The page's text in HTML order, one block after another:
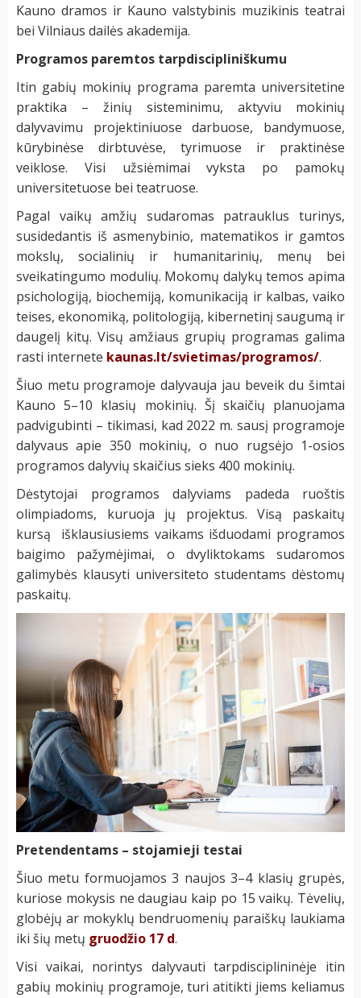
Kauno dramos ir Kauno valstybinis muzikinis teatrai
bei Vilniaus dailės akademija.
Programos paremtos tarpdiscipliniškumu
Itin gabių mokinių programa paremta universitetine
praktika – žinių sisteminimu, aktyviu mokinių
dalyvavimu projektiniuose darbuose, bandymuose,
kūrybinėse dirbtuvėse, tyrimuose ir praktinėse
veiklose. Visi užsiėmimai vyksta po pamokų
universitetuose bei teatruose.
Pagal vaikų amžių sudaromas patrauklus turinys,
susidedantis iš asmenybinio, matematikos ir gamtos
mokslų, socialinių ir humanitarinių, menų bei
sveikatingumo modulių. Mokomų dalykų temos apima
psichologiją, biochemiją, komunikaciją ir kalbas, vaiko
teises, ekonomiką, politologiją, kibernetinį saugumą ir
daugelį kitų. Visų amžiaus grupių programas galima
rasti internete kaunas.lt/svietimas/programos/.
Šiuo metu programoje dalyvauja jau beveik du šimtai
Kauno 5–10 klasių mokinių. Šį skaičių planuojama
padvigubinti – tikimasi, kad 2022 m. sausį programoje
dalyvaus apie 350 mokinių, o nuo rugsėjo 1-osios
programos dalyvių skaičius sieks 400 mokinių.
Dėstytojai programos dalyviams padeda ruoštis
olimpiadoms, kuruoja jų projektus. Visą paskaitų
kursą išklausiusiems vaikams išduodami programos
baigimo pažymėjimai, o dvyliktokams sudaromos
galimybės klausyti universiteto studentams dėstomų
paskaitų.
Pretendentams – stojamieji testai
Šiuo metu formuojamos 3 naujos 3–4 klasių grupės,
kuriose mokysis ne daugiau kaip po 15 vaikų. Tėvelių,
globėjų ar mokyklų bendruomenių paraiškų laukiama
iki šių metų gruodžio 17 d.
Visi vaikai, norintys dalyvauti tarpdisciplininėje itin
gabių mokinių programoje, turi atitikti jiems keliamus